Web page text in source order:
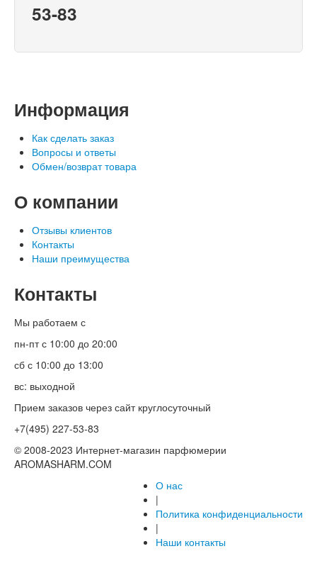
53-83
Информация
Как сделать заказ
Вопросы и ответы
Обмен/возврат товара
О компании
Отзывы клиентов
Контакты
Наши преимущества
Контакты
Мы работаем с
пн-пт с 10:00 до 20:00
сб с 10:00 до 13:00
вс: выходной
Прием заказов через сайт круглосуточный
+7(495) 227-53-83
© 2008-2023 Интернет-магазин парфюмерии
AROMASHARM.COM
О нас
|
Политика конфиденциальности
|
Наши контакты